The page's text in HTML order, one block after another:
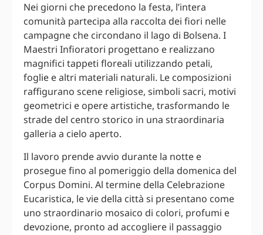
Nei giorni che precedono la festa, l’intera
comunità partecipa alla raccolta dei fiori nelle
campagne che circondano il lago di Bolsena. I
Maestri Infioratori progettano e realizzano
magnifici tappeti floreali utilizzando petali,
foglie e altri materiali naturali. Le composizioni
raffigurano scene religiose, simboli sacri, motivi
geometrici e opere artistiche, trasformando le
strade del centro storico in una straordinaria
galleria a cielo aperto.
Il lavoro prende avvio durante la notte e
prosegue fino al pomeriggio della domenica del
Corpus Domini. Al termine della Celebrazione
Eucaristica, le vie della città si presentano come
uno straordinario mosaico di colori, profumi e
devozione, pronto ad accogliere il passaggio